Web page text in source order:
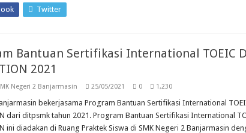
Twitter
Bantuan Sertifikasi International TOEIC
2021
Negeri 2 Banjarmasin 25/05/2021 0 1,230
bekerjasama Program Bantuan Sertifikasi International
dari ditpsmk tahun 2021. Program Bantuan Sertifikasi International
ini diadakan di Ruang Praktek Siswa di SMK Negeri 2 Banjarmasin